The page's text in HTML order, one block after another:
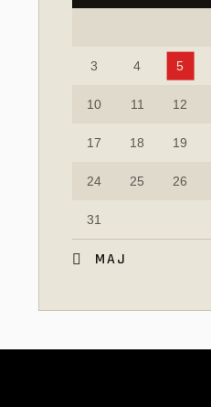
3 4 5
10 11 12
17 18 19
24 25 26
31
« MAJ